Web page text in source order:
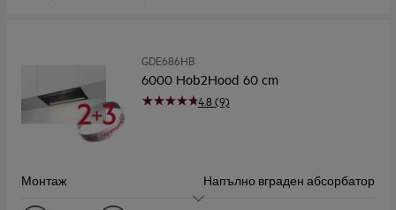
GDE686HB
4.8 (9)
6000 Hob2Hood 60 cm
Монтаж Напълно вграден абсорбатор